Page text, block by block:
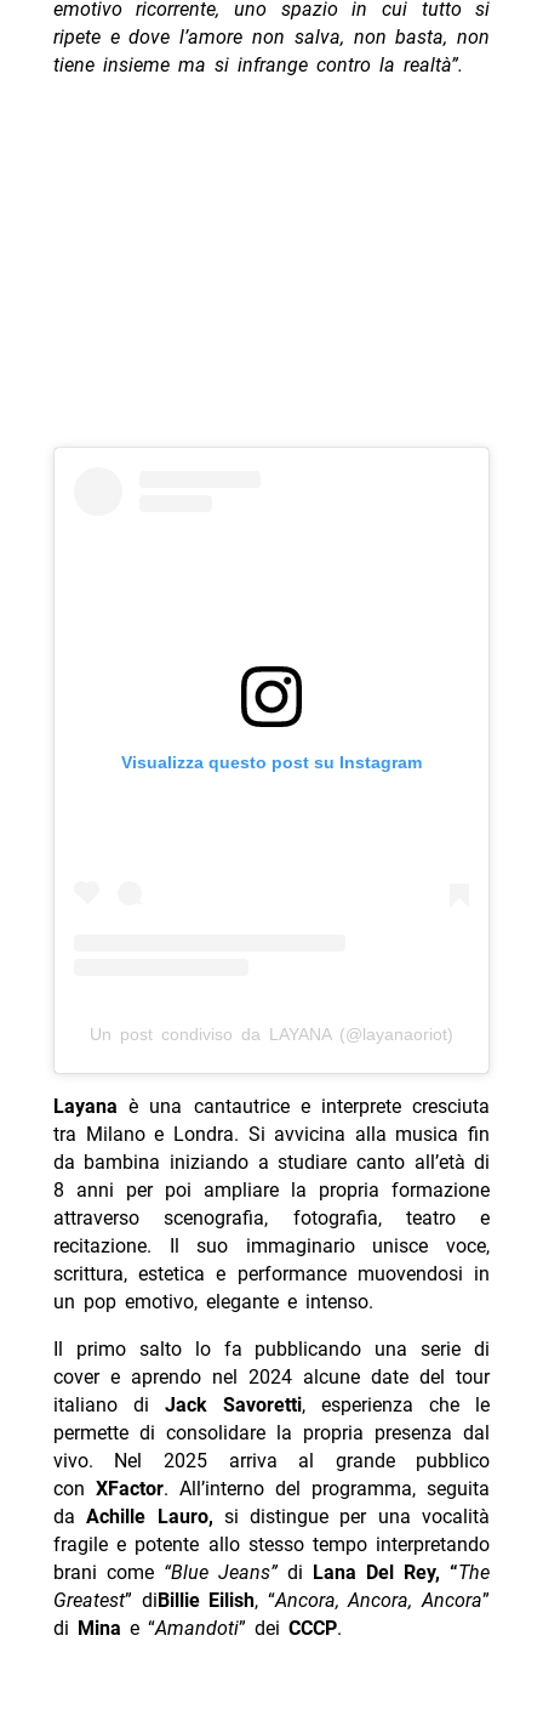
emotivo ricorrente, uno spazio in cui tutto si
ripete e dove l’amore non salva, non basta, non
tiene insieme ma si infrange contro la realtà”.
Visualizza questo post su Instagram
Un post condiviso da LAYANA (@layanaoriot)
Layanaè una cantautrice e interprete cresciuta
tra Milano e Londra. Si avvicina alla musica fin
da bambina iniziando a studiare canto all’età di
8 anni per poi ampliare la propria formazione
attraverso scenografia, fotografia, teatro e
recitazione. Il suo immaginario unisce voce,
scrittura, estetica e performance muovendosi in
un pop emotivo, elegante e intenso.
Il primo salto lo fa pubblicando una serie di
cover e aprendo nel 2024 alcune date del tour
italiano di Jack Savoretti, esperienza che le
permette di consolidare la propria presenza dal
vivo. Nel 2025 arriva al grande pubblico
con XFactor. All’interno del programma, seguita
daAchille Lauro, si distingue per una vocalità
fragile e potente allo stesso tempo interpretando
brani come “Blue Jeans”di Lana Del Rey, “The
Greatest” di Billie Eilish, “Ancora, Ancora, Ancora”
di Mina e “Amandoti” dei CCCP.